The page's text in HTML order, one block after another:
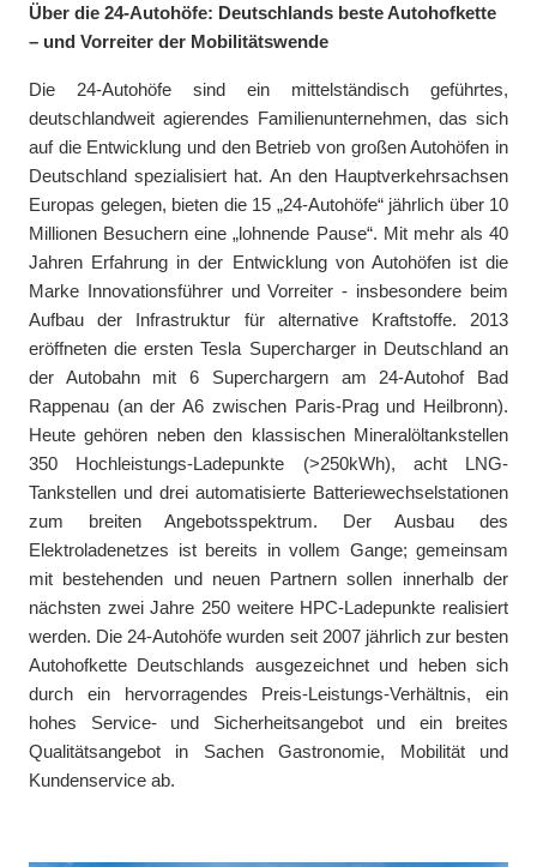
Über die 24-Autohöfe: Deutschlands beste Autohofkette
– und Vorreiter der Mobilitätswende
Die 24-Autohöfe sind ein mittelständisch geführtes,
deutschlandweit agierendes Familienunternehmen, das sich
auf die Entwicklung und den Betrieb von großen Autohöfen in
Deutschland spezialisiert hat. An den Hauptverkehrsachsen
Europas gelegen, bieten die 15 „24-Autohöfe“ jährlich über 10
Millionen Besuchern eine „lohnende Pause“. Mit mehr als 40
Jahren Erfahrung in der Entwicklung von Autohöfen ist die
Marke Innovationsführer und Vorreiter - insbesondere beim
Aufbau der Infrastruktur für alternative Kraftstoffe. 2013
eröffneten die ersten Tesla Supercharger in Deutschland an
der Autobahn mit 6 Superchargern am 24-Autohof Bad
Rappenau (an der A6 zwischen Paris-Prag und Heilbronn).
Heute gehören neben den klassischen Mineralöltankstellen
350 Hochleistungs-Ladepunkte (>250kWh), acht LNG-
Tankstellen und drei automatisierte Batteriewechselstationen
zum breiten Angebotsspektrum. Der Ausbau des
Elektroladenetzes ist bereits in vollem Gange; gemeinsam
mit bestehenden und neuen Partnern sollen innerhalb der
nächsten zwei Jahre 250 weitere HPC-Ladepunkte realisiert
werden. Die 24-Autohöfe wurden seit 2007 jährlich zur besten
Autohofkette Deutschlands ausgezeichnet und heben sich
durch ein hervorragendes Preis-Leistungs-Verhältnis, ein
hohes Service- und Sicherheitsangebot und ein breites
Qualitätsangebot in Sachen Gastronomie, Mobilität und
Kundenservice ab.